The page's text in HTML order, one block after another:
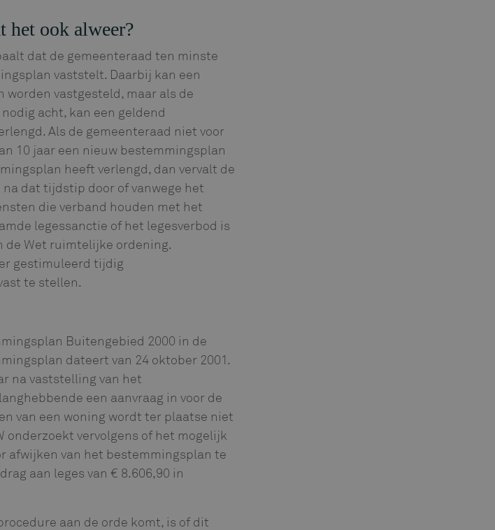
het ook alweer?
dat de gemeenteraad ten minste
vaststelt. Daarbij kan een
vastgesteld, maar als de
acht, kan een geldend
Als de gemeenteraad niet voor
10 jaar een nieuw bestemmingsplan
heeft verlengd, dan vervalt de
dat tijdstip door of vanwege het
die verband houden met het
legessanctie of het legesverbod is
de Wet ruimtelijke ordening.
gestimuleerd tijdig
te stellen.
Buitengebied 2000 in de
dateert van 24 oktober 2001.
na vaststelling van het
een aanvraag in voor de
van een woning wordt ter plaatse niet
onderzoekt vervolgens of het mogelijk
afwijken van het bestemmingsplan te
aan leges van € 8.606,90 in
aan de orde komt, is of dit